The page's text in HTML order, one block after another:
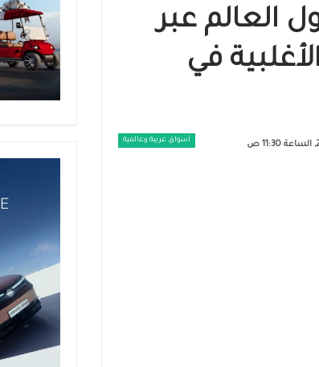
العالم عبر
في
أسواق عربية وعالمية